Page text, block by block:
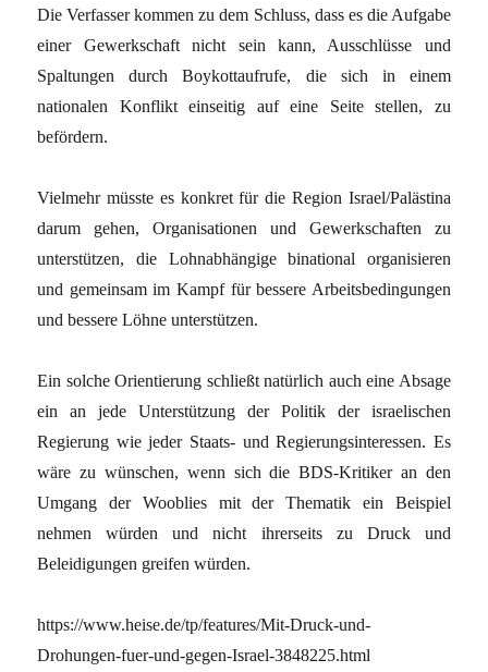
Die Verfasser kommen zu dem Schluss, dass es die Aufgabe
einer Gewerkschaft nicht sein kann, Ausschlüsse und
Spaltungen durch Boykottaufrufe, die sich in einem
nationalen Konflikt einseitig auf eine Seite stellen, zu
befördern.
Vielmehr müsste es konkret für die Region Israel/Palästina
darum gehen, Organisationen und Gewerkschaften zu
unterstützen, die Lohnabhängige binational organisieren
und gemeinsam im Kampf für bessere Arbeitsbedingungen
und bessere Löhne unterstützen.
Ein solche Orientierung schließt natürlich auch eine Absage
ein an jede Unterstützung der Politik der israelischen
Regierung wie jeder Staats- und Regierungsinteressen. Es
wäre zu wünschen, wenn sich die BDS-Kritiker an den
Umgang der Wooblies mit der Thematik ein Beispiel
nehmen würden und nicht ihrerseits zu Druck und
Beleidigungen greifen würden.
https://www.heise.de/tp/features/Mit-Druck-und-
Drohungen-fuer-und-gegen-Israel-3848225.html